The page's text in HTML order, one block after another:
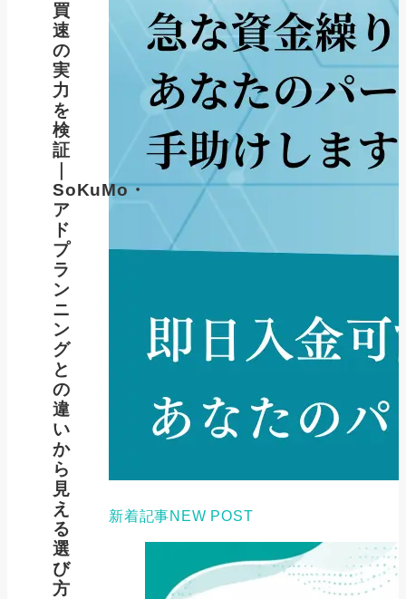
買
速
の
実
力
を
検
証
SoKuMo・
ア
ド
プ
ラ
ン
ニ
ン
グ
と
の
違
い
か
ら
見
え
る
選
び
方
新着記事NEW POST